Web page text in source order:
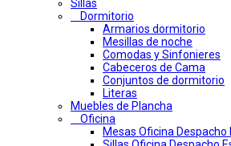
Sillas
Dormitorio
Armarios dormitorio
Mesillas de noche
Comodas y Sinfonieres
Cabeceros de Cama
Conjuntos de dormitorio
Literas
Muebles de Plancha
Oficina
Mesas Oficina Despacho